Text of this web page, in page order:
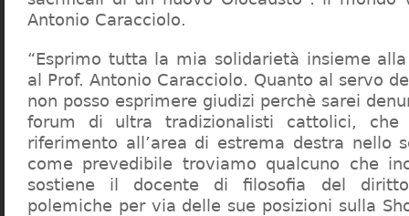
Antonio Caracciolo.
“Esprimo tutta la mia solidarietà insieme
al Prof. Antonio Caracciolo. Quanto al servo
non posso esprimere giudizi perchè sarei
forum di ultra tradizionalisti cattolici,
riferimento all’area di estrema destra nello
come prevedibile troviamo qualcuno che
sostiene il docente di filosofia del
polemiche per via delle sue posizioni sulla